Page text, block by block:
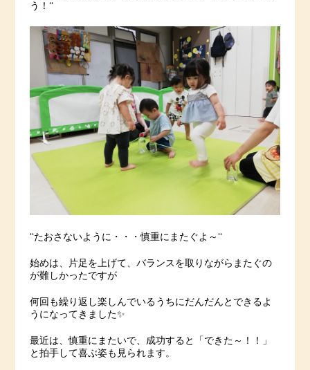
う！‘‘
‘‘たおさないように・・・慎重にまたぐよ～‘‘
始めは、片足を上げて、バランスを取りながらまたぐの
が難しかったですが
何回も繰り返し楽しんでいるうちにだんだんとできるよ
うになってきました✨
最近は、慎重にまたいで、成功すると「できた～！！」
と拍手して喜ぶ姿も見られます。